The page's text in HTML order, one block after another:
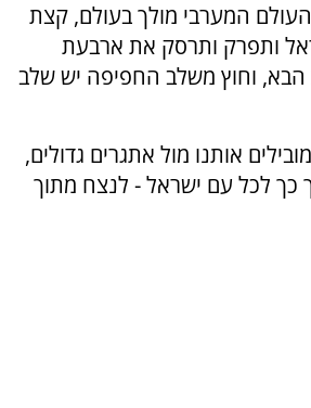
המערבי מולך בעולם, קצת
ותפרק ותרסק את ארבעת
הבא, וחוץ משלב החפיפה יש שלב
אותנו מול אתגרים גדולים,
כך לכל עם ישראל - לנצח מתוך